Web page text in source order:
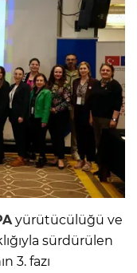
yürütücülüğü ve
sürdürülen
3. fazı